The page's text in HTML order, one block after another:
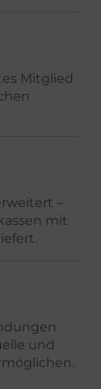
Mitglied
–
mit
und